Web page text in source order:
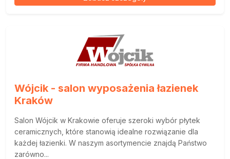
Wójcik - salon wyposażenia łazienek
Kraków
Salon Wójcik w Krakowie oferuje szeroki wybór płytek
ceramicznych, które stanowią idealne rozwiązanie dla
każdej łazienki. W naszym asortymencie znajdą Państwo
zarówno...